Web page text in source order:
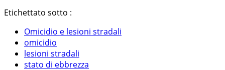
Etichettato sotto :
Omicidio e lesioni stradali
omicidio
lesioni stradali
stato di ebbrezza